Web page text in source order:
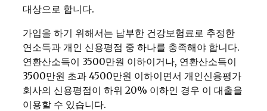
대상으로 합니다.
가입을 하기 위해서는 납부한 건강보험료로 추정한
연소득과 개인 신용평점 중 하나를 충족해야 합니다.
연환산소득이 3500만원 이하이거나, 연환산소득이
3500만원 초과 4500만원 이하이면서 개인신용평가
회사의 신용평점이 하위 20% 이하인 경우 이 대출을
이용할 수 있습니다.